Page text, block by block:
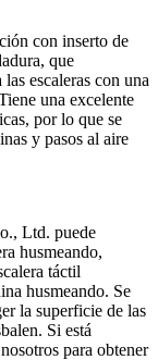
con inserto de
que
escaleras con una
una excelente
por lo que se
y pasos al aire
Ltd. puede
husmeando,
táctil
husmeando. Se
la superficie de las
Si está
para obtener